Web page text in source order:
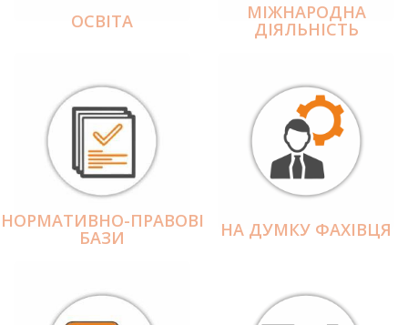
ОСВІТА МІЖНАРОДНА
ДІЯЛЬНІCТЬ
НОРМАТИВНО-ПРАВОВІ
БАЗИ НА ДУМКУ ФАХІВЦЯ